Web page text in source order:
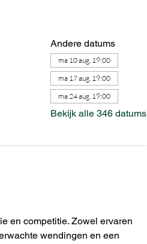
Andere datums
ma 10 aug, 19:00
ma 17 aug, 19:00
ma 24 aug, 19:00
Bekijk alle 346 datums
en competitie. Zowel ervaren
wendingen en een